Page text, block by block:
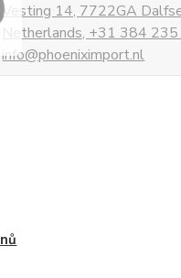
Vesting 14, 7722GA
Netherlands, +31 384
info@phoeniximport.nl